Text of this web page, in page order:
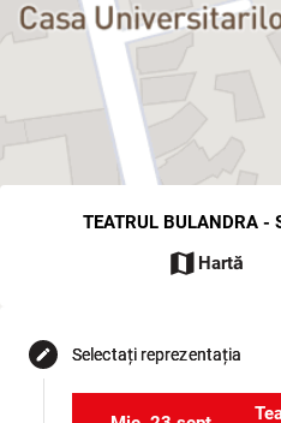
TEATRUL BULANDRA -
map Hartă
edit Selectați reprezentația